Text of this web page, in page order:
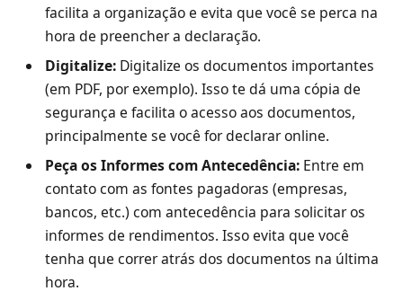
facilita a organização e evita que você se perca na
hora de preencher a declaração.
Digitalize: Digitalize os documentos importantes
(em PDF, por exemplo). Isso te dá uma cópia de
segurança e facilita o acesso aos documentos,
principalmente se você for declarar online.
Peça os Informes com Antecedência: Entre em
contato com as fontes pagadoras (empresas,
bancos, etc.) com antecedência para solicitar os
informes de rendimentos. Isso evita que você
tenha que correr atrás dos documentos na última
hora.